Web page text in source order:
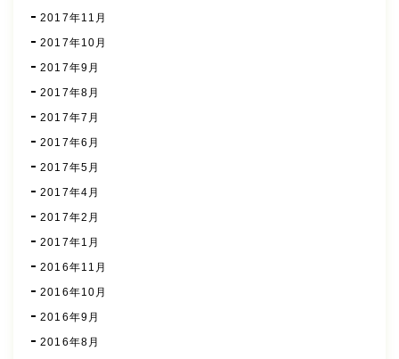
2017年11月
2017年10月
2017年9月
2017年8月
2017年7月
2017年6月
2017年5月
2017年4月
2017年2月
2017年1月
2016年11月
2016年10月
2016年9月
2016年8月